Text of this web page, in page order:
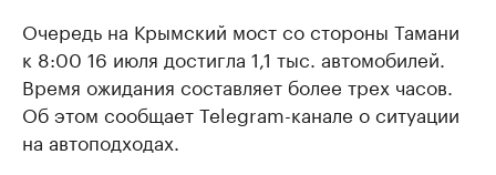
Очередь на Крымский мост со стороны Тамани
к 8:00 16 июля достигла 1,1 тыс. автомобилей.
Время ожидания составляет более трех часов.
Об этом сообщает Telegram-канале о ситуации
на автоподходах.